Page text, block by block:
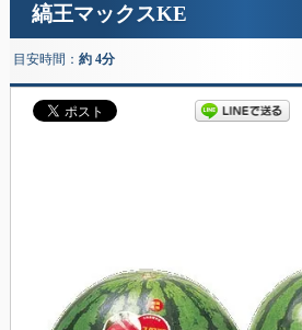
縞王マックスKE
目安時間： 約 4分